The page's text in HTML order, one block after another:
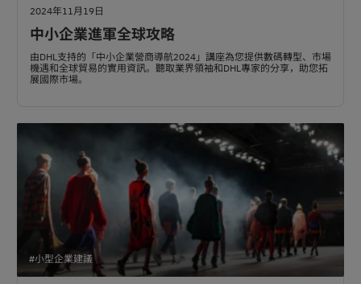
2024年11月19日
中小企業進軍全球攻略
由DHL支持的「中小企業營商導航2024」講座為您提供數碼轉型、市場
機遇和全球貿易的實用資訊。聽取業界領袖和DHL專家的分享，助您拓
展國際市場。
#小型企業建議